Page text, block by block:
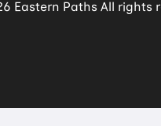
Eastern Paths All rights